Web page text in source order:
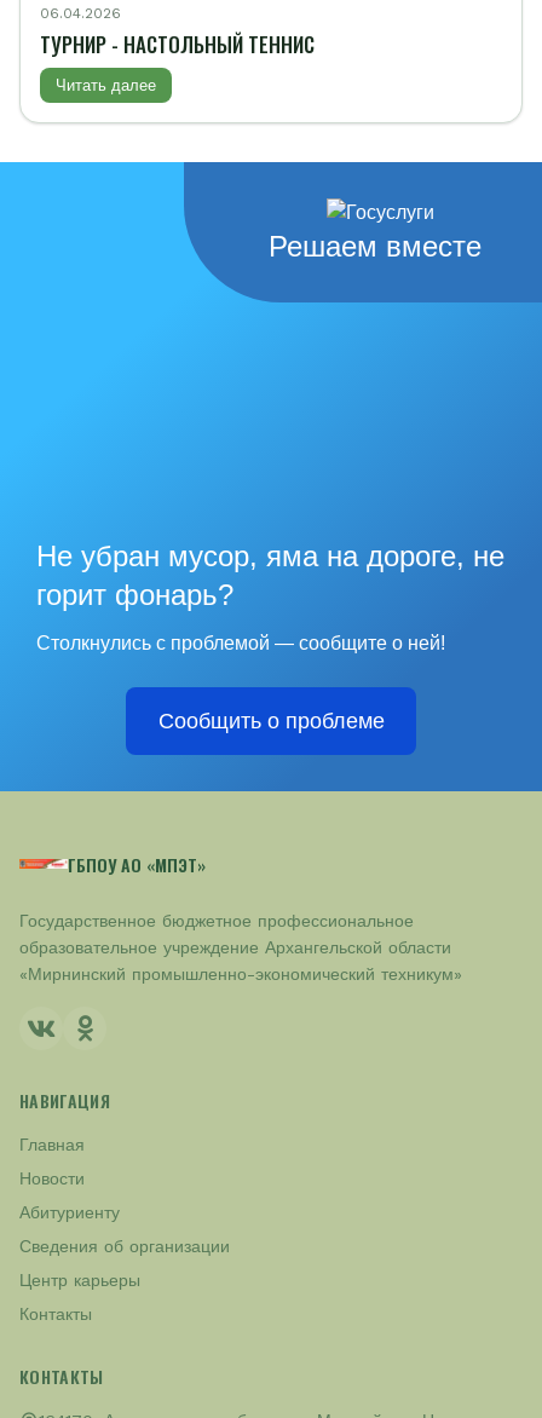
06.04.2026
ТУРНИР - НАСТОЛЬНЫЙ ТЕННИС
Читать далее
Решаем вместе
Не убран мусор, яма на дороге, не
горит фонарь?
Столкнулись с проблемой — сообщите о ней!
Сообщить о проблеме
ГБПОУ АО «МПЭТ»
Государственное бюджетное профессиональное
образовательное учреждение Архангельской области
«Мирнинский промышленно-экономический техникум»
НАВИГАЦИЯ
Главная
Новости
Абитуриенту
Сведения об организации
Центр карьеры
Контакты
КОНТАКТЫ